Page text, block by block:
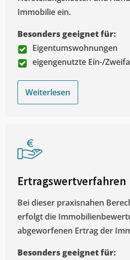
Immobilie ein.
Besonders geeignet für:
Eigentumswohnungen
eigengenutzte Ein-/
Weiterlesen
Ertragswertverfahren
Bei dieser praxisnahen
erfolgt die
abgeworfenen Ertrag der
Besonders geeignet für: